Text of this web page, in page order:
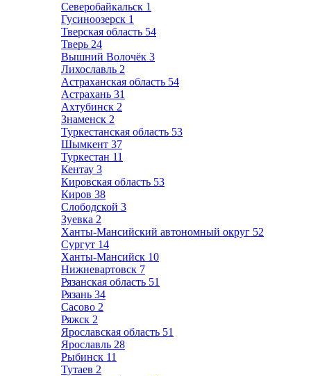
Северобайкальск 1
Гусиноозерск 1
Тверская область 54
Тверь 24
Вышний Волочёк 3
Лихославль 2
Астраханская область 54
Астрахань 31
Ахтубинск 2
Знаменск 2
Туркестанская область 53
Шымкент 37
Туркестан 11
Кентау 3
Кировская область 53
Киров 38
Слободской 3
Зуевка 2
Ханты-Мансийский автономный округ 52
Сургут 14
Ханты-Мансийск 10
Нижневартовск 7
Рязанская область 51
Рязань 34
Сасово 2
Ряжск 2
Ярославская область 51
Ярославль 28
Рыбинск 11
Тутаев 2